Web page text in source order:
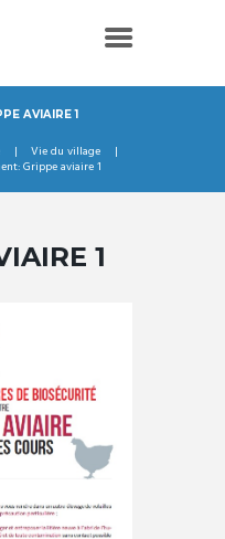
AVIAIRE 1
Vie du village
Grippe aviaire 1
1